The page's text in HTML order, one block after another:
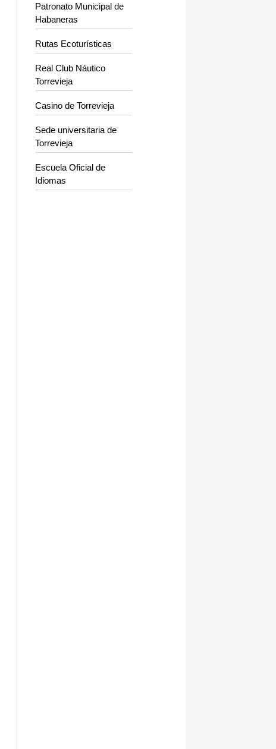
Patronato Municipal de
Habaneras
Rutas Ecoturísticas
Real Club Náutico
Torrevieja
Casino de Torrevieja
Sede universitaria de
Torrevieja
Escuela Oficial de
Idiomas